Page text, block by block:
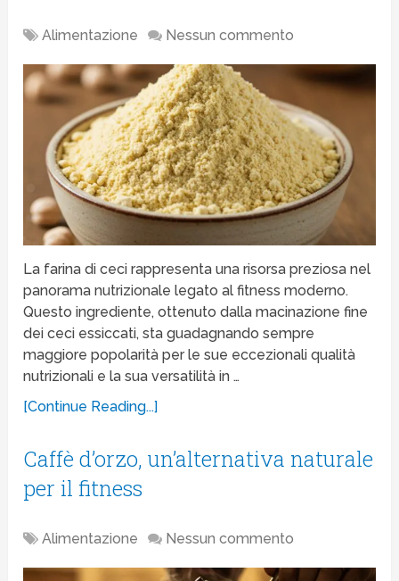
Alimentazione Nessun commento
La farina di ceci rappresenta una risorsa preziosa nel
panorama nutrizionale legato al fitness moderno.
Questo ingrediente, ottenuto dalla macinazione fine
dei ceci essiccati, sta guadagnando sempre
maggiore popolarità per le sue eccezionali qualità
nutrizionali e la sua versatilità in …
[Continue Reading...]
Caffè d’orzo, un’alternativa naturale
per il fitness
Alimentazione Nessun commento